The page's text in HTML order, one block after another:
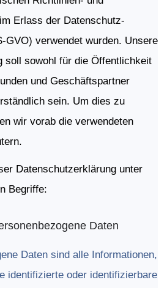
Erlass der Datenschutz-
GVO) verwendet wurden. Unsere
soll sowohl für die Öffentlichkeit
und Geschäftspartner
sein. Um dies zu
wir vorab die verwendeten
Datenschutzerklärung unter
Begriffe:
Daten
Daten sind alle Informationen,
identifizierte oder identifizierbare